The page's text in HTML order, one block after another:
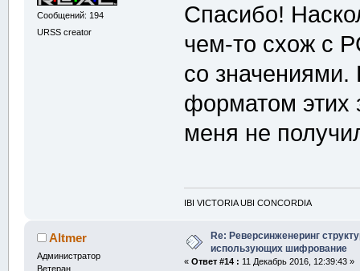
Сообщений: 194
URSS creator
Спасибо!
чем-то схож с
со значениями.
форматом этих
меня не
IBI VICTORIA UBI CONCORDIA
Altmer
Администратор
Ветеран
Re: Реверсинженеринг
использующих шифрование
«Ответ #14 : 11 Декабрь 2016, 12:39:43 »